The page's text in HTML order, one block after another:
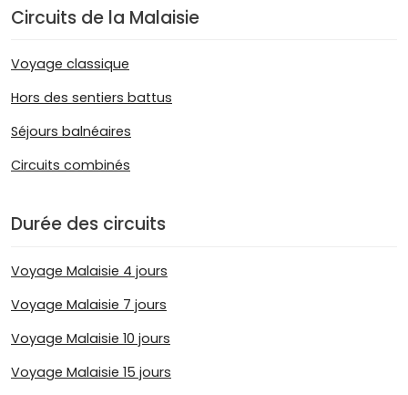
Circuits de la Malaisie
Voyage classique
Hors des sentiers battus
Séjours balnéaires
Circuits combinés
Durée des circuits
Voyage Malaisie 4 jours
Voyage Malaisie 7 jours
Voyage Malaisie 10 jours
Voyage Malaisie 15 jours